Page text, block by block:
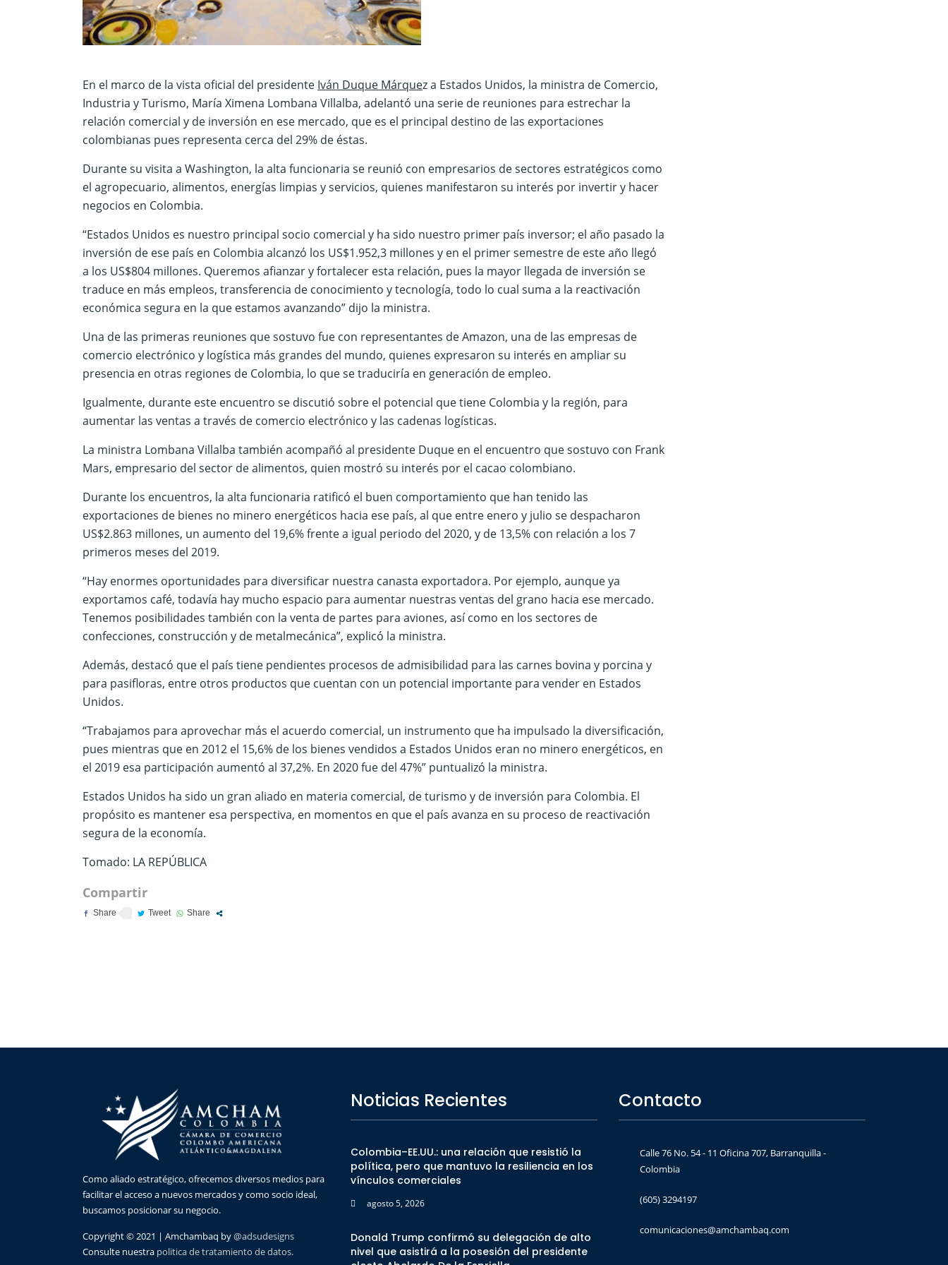
En el marco de la vista oficial del presidente Iván Duque Márquez a Estados Unidos, la ministra de Comercio,
Industria y Turismo, María Ximena Lombana Villalba, adelantó una serie de reuniones para estrechar la
relación comercial y de inversión en ese mercado, que es el principal destino de las exportaciones
colombianas pues representa cerca del 29% de éstas.
Durante su visita a Washington, la alta funcionaria se reunió con empresarios de sectores estratégicos como
el agropecuario, alimentos, energías limpias y servicios, quienes manifestaron su interés por invertir y hacer
negocios en Colombia.
“Estados Unidos es nuestro principal socio comercial y ha sido nuestro primer país inversor; el año pasado la
inversión de ese país en Colombia alcanzó los US$1.952,3 millones y en el primer semestre de este año llegó
a los US$804 millones. Queremos afianzar y fortalecer esta relación, pues la mayor llegada de inversión se
traduce en más empleos, transferencia de conocimiento y tecnología, todo lo cual suma a la reactivación
económica segura en la que estamos avanzando” dijo la ministra.
Una de las primeras reuniones que sostuvo fue con representantes de Amazon, una de las empresas de
comercio electrónico y logística más grandes del mundo, quienes expresaron su interés en ampliar su
presencia en otras regiones de Colombia, lo que se traduciría en generación de empleo.
Igualmente, durante este encuentro se discutió sobre el potencial que tiene Colombia y la región, para
aumentar las ventas a través de comercio electrónico y las cadenas logísticas.
La ministra Lombana Villalba también acompañó al presidente Duque en el encuentro que sostuvo con Frank
Mars, empresario del sector de alimentos, quien mostró su interés por el cacao colombiano.
Durante los encuentros, la alta funcionaria ratificó el buen comportamiento que han tenido las
exportaciones de bienes no minero energéticos hacia ese país, al que entre enero y julio se despacharon
US$2.863 millones, un aumento del 19,6% frente a igual periodo del 2020, y de 13,5% con relación a los 7
primeros meses del 2019.
“Hay enormes oportunidades para diversificar nuestra canasta exportadora. Por ejemplo, aunque ya
exportamos café, todavía hay mucho espacio para aumentar nuestras ventas del grano hacia ese mercado.
Tenemos posibilidades también con la venta de partes para aviones, así como en los sectores de
confecciones, construcción y de metalmecánica”, explicó la ministra.
Además, destacó que el país tiene pendientes procesos de admisibilidad para las carnes bovina y porcina y
para pasifloras, entre otros productos que cuentan con un potencial importante para vender en Estados
Unidos.
“Trabajamos para aprovechar más el acuerdo comercial, un instrumento que ha impulsado la diversificación,
pues mientras que en 2012 el 15,6% de los bienes vendidos a Estados Unidos eran no minero energéticos, en
el 2019 esa participación aumentó al 37,2%. En 2020 fue del 47%” puntualizó la ministra.
Estados Unidos ha sido un gran aliado en materia comercial, de turismo y de inversión para Colombia. El
propósito es mantener esa perspectiva, en momentos en que el país avanza en su proceso de reactivación
segura de la economía.
Tomado: LA REPÚBLICA
Compartir
Como aliado estratégico, ofrecemos diversos medios para
facilitar el acceso a nuevos mercados y como socio ideal,
buscamos posicionar su negocio.
Copyright © 2021 | Amchambaq by@adsudesigns
Consulte nuestra politica de tratamiento de datos.
Noticias Recientes
Colombia–EE.UU.: una relación que resistió la
política, pero que mantuvo la resiliencia en los
vínculos comerciales
agosto 5, 2026
Donald Trump confirmó su delegación de alto
nivel que asistirá a la posesión del presidente
Contacto
Calle 76 No. 54 - 11 Oficina 707, Barranquilla -
Colombia
(605) 3294197
comunicaciones@amchambaq.com